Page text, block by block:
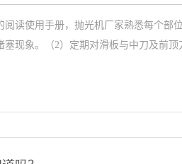
读使用手册，抛光机厂家熟悉每个部
现象。（2）定期对滑板与中刀及前顶